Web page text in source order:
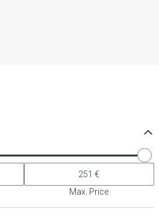
Max. Price